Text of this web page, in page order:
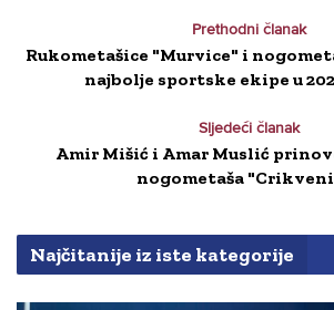
Prethodni članak
Rukometašice "Murvice" i
najbolje sportske ekipe u
Sljedeći članak
Amir Mišić i Amar Muslić
nogometaša
Najčitanije iz iste kategorije